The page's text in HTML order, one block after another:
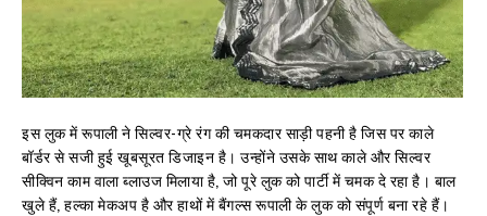
इस लुक में रूपाली ने सिल्वर-ग्रे रंग की चमकदार साड़ी पहनी है जिस पर काले
बॉर्डर से सजी हुई खूबसूरत डिजाइन है। उन्होंने उसके साथ काले और सिल्वर
सीक्विन काम वाला ब्लाउज मिलाया है, जो पूरे लुक को पार्टी में चमक दे रहा है। बाल
खुले हैं, हल्का मेकअप है और हाथों में बैंगल्स रूपाली के लुक को संपूर्ण बना रहे हैं।